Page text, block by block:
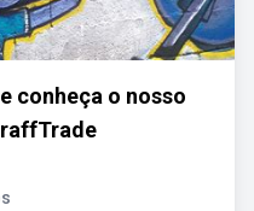
conheça o nosso